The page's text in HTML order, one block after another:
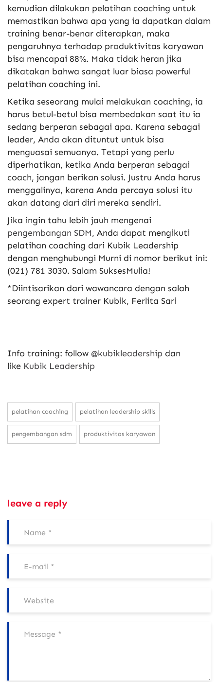
kemudian dilakukan pelatihan coaching untuk
memastikan bahwa apa yang ia dapatkan dalam
training benar-benar diterapkan, maka
pengaruhnya terhadap produktivitas karyawan
bisa mencapai 88%. Maka tidak heran jika
dikatakan bahwa sangat luar biasa powerful
pelatihan coaching ini.
Ketika seseorang mulai melakukan coaching, ia
harus betul-betul bisa membedakan saat itu ia
sedang berperan sebagai apa. Karena sebagai
leader, Anda akan dituntut untuk bisa
menguasai semuanya. Tetapi yang perlu
diperhatikan, ketika Anda berperan sebagai
coach, jangan berikan solusi. Justru Anda harus
menggalinya, karena Anda percaya solusi itu
akan datang dari diri mereka sendiri.
Jika ingin tahu lebih jauh mengenai
pengembangan SDM, Anda dapat mengikuti
pelatihan coaching dari Kubik Leadership
dengan menghubungi Murni di nomor berikut ini:
(021) 781 3030. Salam SuksesMulia!
*Diintisarikan dari wawancara dengan salah
seorang expert trainer Kubik, Ferlita Sari
Info training: follow @kubikleadership dan
like Kubik Leadership
pelatihan coaching pelatihan leadership skills
pengembangan sdm produktivitas karyawan
leave a reply